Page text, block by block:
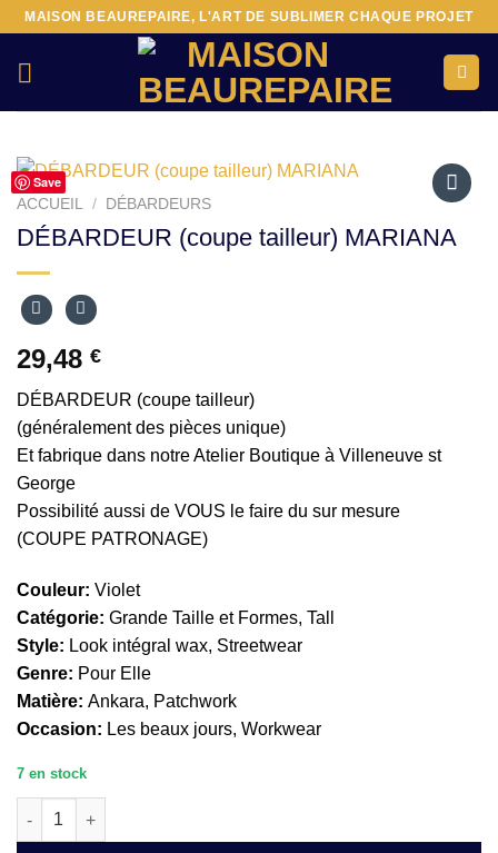
Passer
contenu
MAISON BEAUREPAIRE, L'ART DE SUBLIMER CHAQUE PROJET
Save
Ajouter
à la liste
ACCUEIL / DÉBARDEURS
DÉBARDEUR (coupe tailleur) MARIANA
29,48 €
DÉBARDEUR (coupe tailleur)
(généralement des pièces unique)
Et fabrique dans notre Atelier Boutique à Villeneuve st
George
Possibilité aussi de VOUS le faire du sur mesure
(COUPE PATRONAGE)
Couleur: Violet
Catégorie: Grande Taille et Formes, Tall
Style: Look intégral wax, Streetwear
Genre: Pour Elle
Matière: Ankara, Patchwork
Occasion: Les beaux jours, Workwear
7 en stock
quantité de DÉBARDEUR (coupe tailleur) MARIANA